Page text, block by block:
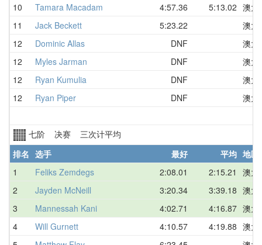
10
Tamara Macadam 4:57.36 5:13.02 澳大
11
Jack Beckett 5:23.22
澳大
12
Dominic Allas DNF
澳大
12
Myles Jarman DNF
澳大
12
Ryan Kumulia DNF
澳大
12
Ryan Piper DNF 澳大
七阶 决赛 三次计平均
排名 选手 最好 平均 地区
1
Feliks Zemdegs 2:08.01 2:15.21
澳大
2
Jayden McNeill 3:20.34 3:39.18 澳大
3
Mannessah Kani 4:02.71 4:16.87 澳大
4
Will Gurnett 4:10.57 4:19.88 澳大